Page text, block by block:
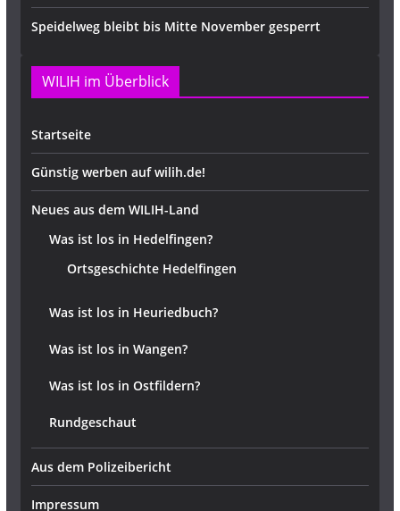
Speidelweg bleibt bis Mitte November gesperrt
WILIH im Überblick
Startseite
Günstig werben auf wilih.de!
Neues aus dem WILIH-Land
Was ist los in Hedelfingen?
Ortsgeschichte Hedelfingen
Was ist los in Heuriedbuch?
Was ist los in Wangen?
Was ist los in Ostfildern?
Rundgeschaut
Aus dem Polizeibericht
Impressum